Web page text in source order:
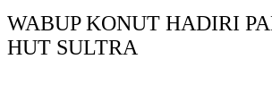
WABUP KONUT HADIRI
HUT SULTRA